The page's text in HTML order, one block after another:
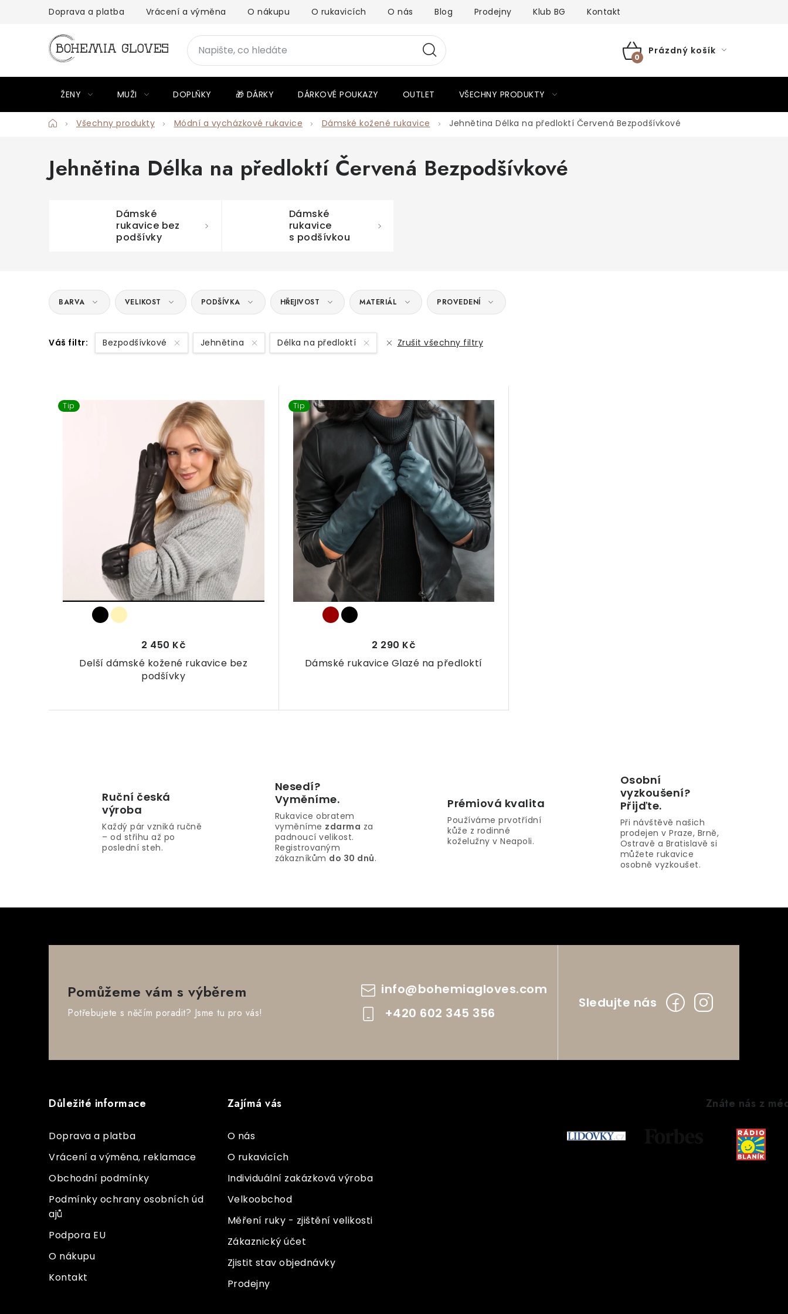
Doprava a platba Vrácení a výměna O nákupu O rukavicích O nás Blog Prodejny Klub BG Kontakt
NÁKUPNÍ
Prázdný košík
ŽENY MUŽI DOPLŇKY 🎁 DÁRKY DÁRKOVÉ POUKAZY OUTLET VŠECHNY PRODUKTY
DomůVšechny produkty Módní a vycházkové rukavice Dámské kožené rukavice Jehnětina Délka na předloktí Červená Bezpodšívkové
Jehnětina Délka na předloktí Červená Bezpodšívkové
Dámské
rukavice bez
podšívky
Dámské
rukavice
s podšívkou
BARVA VELIKOST PODŠÍVKA HŘEJIVOST MATERIÁL PROVEDENÍ
Váš filtr: Bezpodšívkové Jehnětina Délka na předloktí Zrušit všechny filtry
V
Delší dámské kožené rukavice bez
podšívky
Tip
2 450 Kč
Dámské rukavice Glazé na předloktí
Tip
2 290 Kč
p
v
i
u
Ruční česká
výroba
Každý pár vzniká ručně
– od střihu až po
poslední steh.
Nesedí?
Vyměníme.
Rukavice obratem
vyměníme zdarma za
padnoucí velikost.
Registrovaným
zákazníkům do 30 dnů.
Prémiová kvalita
Používáme prvotřídní
kůže z rodinné
koželužny v Neapoli.
Osobní
vyzkoušení?
Přijďte.
Při návštěvě našich
prodejen v Praze, Brně,
Ostravě a Bratislavě si
můžete rukavice
osobně vyzkoušet.
Pomůžeme vám s výběrem
Potřebujete s něčím poradit? Jsme tu pro vás!
info@bohemiagloves.com
+420 602 345 356
Důležité informace
Doprava a platba
Vrácení a výměna, reklamace
Obchodní podmínky
Podmínky ochrany osobních úd
ajů
Podpora EU
O nákupu
Kontakt
Zajímá vás
O nás
O rukavicích
Individuální zakázková výroba
Velkoobchod
Měření ruky - zjištění velikosti
Zákaznický účet
Zjistit stav objednávky
Prodejny
Znáte nás z